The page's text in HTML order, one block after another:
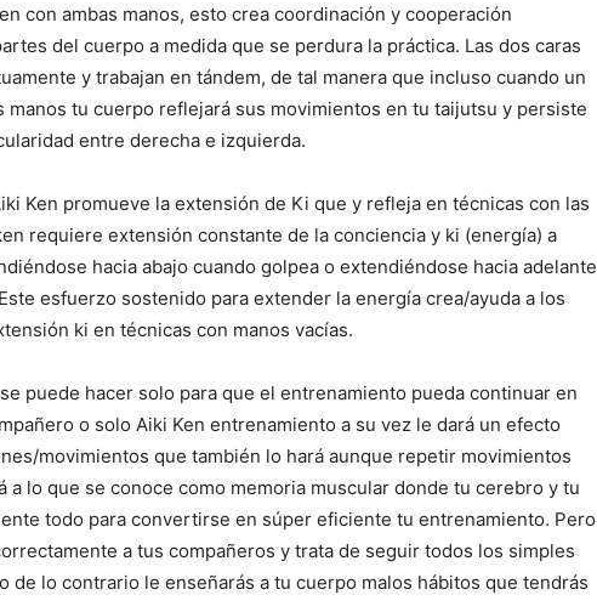
con ambas manos, esto crea coordinación y cooperación
del cuerpo a medida que se perdura la práctica. Las dos caras
y trabajan en tándem, de tal manera que incluso cuando un
manos tu cuerpo reflejará sus movimientos en tu taijutsu y persiste
entre derecha e izquierda.
Ken promueve la extensión de Ki que y refleja en técnicas con las
requiere extensión constante de la conciencia y ki (energía) a
hacia abajo cuando golpea o extendiéndose hacia adelante
esfuerzo sostenido para extender la energía crea/ayuda a los
ki en técnicas con manos vacías.
puede hacer solo para que el entrenamiento pueda continuar en
o solo Aiki Ken entrenamiento a su vez le dará un efecto
movimientos que también lo hará aunque repetir movimientos
a lo que se conoce como memoria muscular donde tu cerebro y tu
todo para convertirse en súper eficiente tu entrenamiento. Pero
a tus compañeros y trata de seguir todos los simples
de lo contrario le enseñarás a tu cuerpo malos hábitos que tendrás